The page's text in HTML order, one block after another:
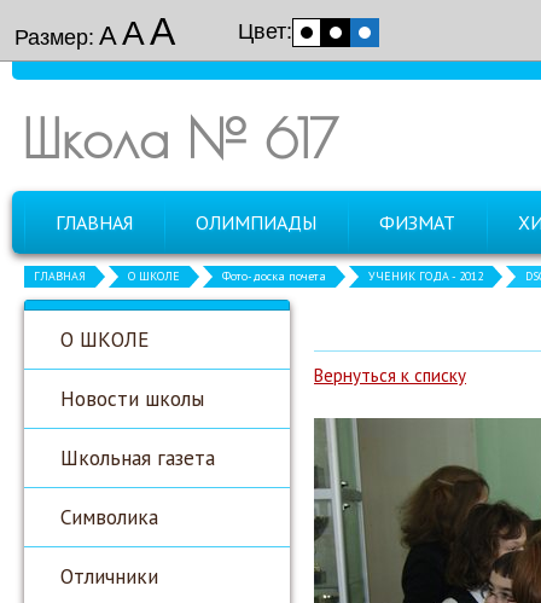
Размер: ААА Цвет:
Школа № 617
ГЛАВНАЯ ОЛИМПИАДЫ ФИЗМАТ
ГЛАВНАЯ О ШКОЛЕ Фото-доска почета УЧЕНИК ГОДА - 2012
О ШКОЛЕ
Новости школы
Школьная газета
Символика
Отличники
Вернуться к списку